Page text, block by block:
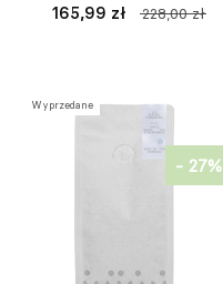
165,99 zł 228,00 zł
- 27%
Wyprzedane